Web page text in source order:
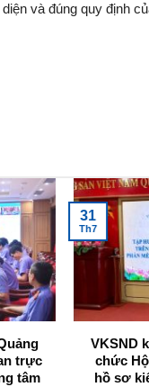
và đúng quy định
trực
tâm
VKSND
chức
hồ sơ
31
Th7